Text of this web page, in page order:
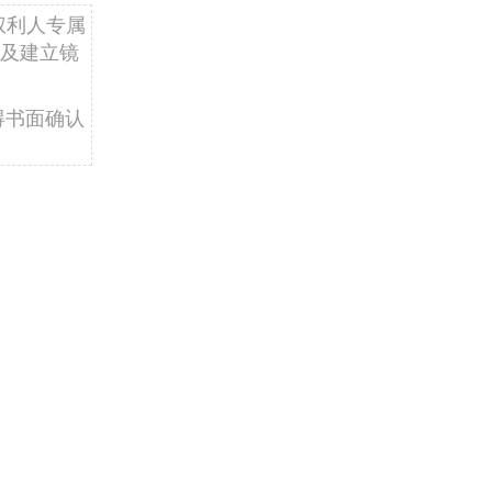
人专属
建立镜
书面确认